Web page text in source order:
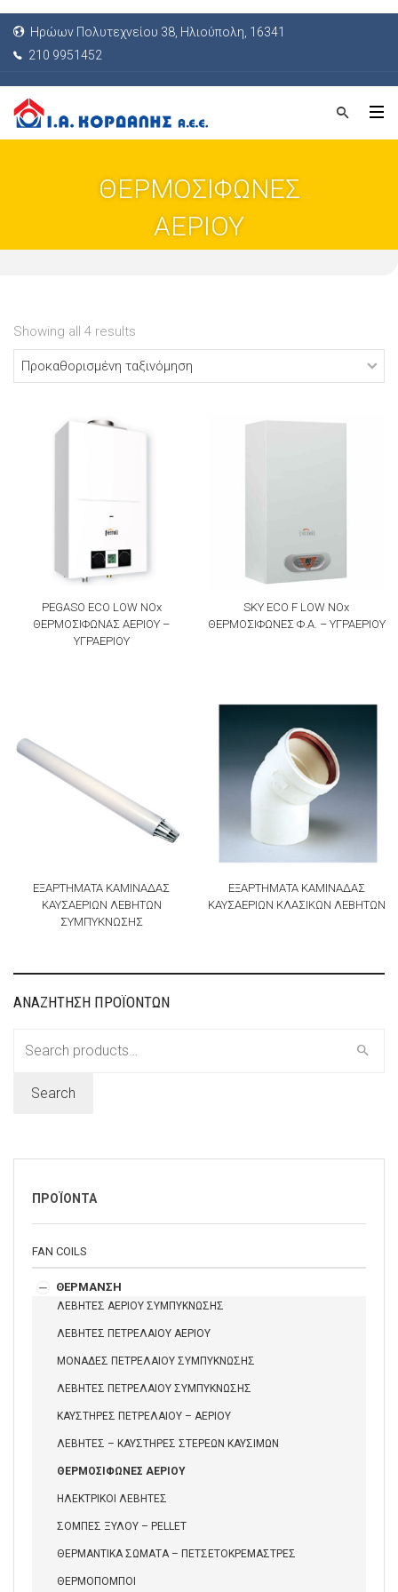
Ηρώων Πολυτεχνείου 38, Ηλιούπολη, 16341
210 9951452
ΘΕΡΜΟΣΙΦΩΝΕΣ
ΑΕΡΙΟΥ
Showing all 4 results
PEGASO ECO LOW NOx
ΘΕΡΜΟΣΙΦΩΝΑΣ ΑΕΡΙΟΥ –
ΥΓΡΑΕΡΙΟΥ
SKY ECO F LOW NOx
ΘΕΡΜΟΣΙΦΩΝΕΣ Φ.Α. – ΥΓΡΑΕΡΙΟΥ
ΕΞΑΡΤΗΜΑΤΑ ΚΑΜΙΝΑΔΑΣ
ΚΑΥΣΑΕΡΙΩΝ ΛΕΒΗΤΩΝ
ΣΥΜΠΥΚΝΩΣΗΣ
ΕΞΑΡΤΗΜΑΤΑ ΚΑΜΙΝΑΔΑΣ
ΚΑΥΣΑΕΡΙΩΝ ΚΛΑΣΙΚΩΝ ΛΕΒΗΤΩΝ
ΑΝΑΖΗΤΗΣΗ ΠΡΟΪΟΝΤΩΝ
Search
ΠΡΟΪΟΝΤΑ
FAN COILS
ΘΕΡΜΑΝΣΗ
ΛΕΒΗΤΕΣ ΑΕΡΙΟΥ ΣΥΜΠΥΚΝΩΣΗΣ
ΛΕΒΗΤΕΣ ΠΕΤΡΕΛΑΙΟΥ ΑΕΡΙΟΥ
ΜΟΝΑΔΕΣ ΠΕΤΡΕΛΑΙΟΥ ΣΥΜΠΥΚΝΩΣΗΣ
ΛΕΒΗΤΕΣ ΠΕΤΡΕΛΑΙΟΥ ΣΥΜΠΥΚΝΩΣΗΣ
ΚΑΥΣΤΗΡΕΣ ΠΕΤΡΕΛΑΙΟΥ – ΑΕΡΙΟΥ
ΛΕΒΗΤΕΣ – ΚΑΥΣΤΗΡΕΣ ΣΤΕΡΕΩΝ ΚΑΥΣΙΜΩΝ
ΘΕΡΜΟΣΙΦΩΝΕΣ ΑΕΡΙΟΥ
ΗΛΕΚΤΡΙΚΟΙ ΛΕΒΗΤΕΣ
ΣΟΜΠΕΣ ΞΥΛΟΥ – PELLET
ΘΕΡΜΑΝΤΙΚΑ ΣΩΜΑΤΑ – ΠΕΤΣΕΤΟΚΡΕΜΑΣΤΡΕΣ
ΘΕΡΜΟΠΟΜΠΟΙ